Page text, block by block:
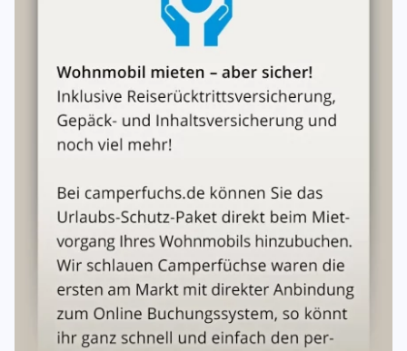
4. Fahrten ins Ausland
Innereuropäische Fahrten sind grundsätzlich
Grönland, Island, Rumänien, Russland, Türkei, Ukraine,
Kanarische Inseln, Madeira, Azoren sowie
außereuropäisches Ausland.
Fahrten inKrisen- und Kriegsgebiete
Der Mieter ist eigenverantwortlich für die Einhaltung der
Verkehrsvorschriften der besuchten Länder.
5. Mietpreis & Kosten
Der Mietpreis wird pro Nacht berechnet und kann je nach
Saison variieren.
Im Mietpreis enthalten:Kfz-Versicherung, Wartung und
Verschleißreparaturen.
Nicht enthalten:Kraftstoff, Maut, Parkgebühren,